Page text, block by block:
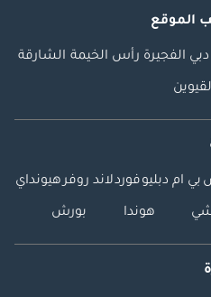
الموقع
دبي الفجيرة رأس الخيمة الشارقة
بي ام دبليوفوردلاند روفرهيونداي
هوندا بورش